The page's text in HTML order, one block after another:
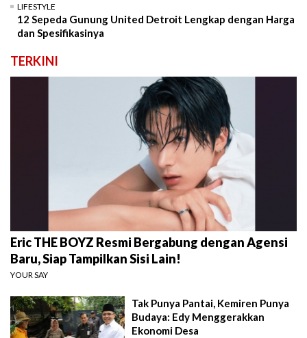
LIFESTYLE
12 Sepeda Gunung United Detroit Lengkap dengan Harga
dan Spesifikasinya
TERKINI
Eric THE BOYZ Resmi Bergabung dengan Agensi
Baru, Siap Tampilkan Sisi Lain!
YOUR SAY
Tak Punya Pantai, Kemiren Punya
Budaya: Edy Menggerakkan
Ekonomi Desa